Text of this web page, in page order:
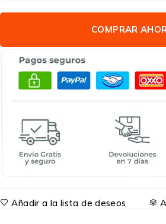
COMPRAR
Añadir a la lista de deseos